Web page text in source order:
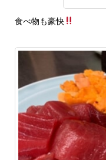
食べ物も豪快